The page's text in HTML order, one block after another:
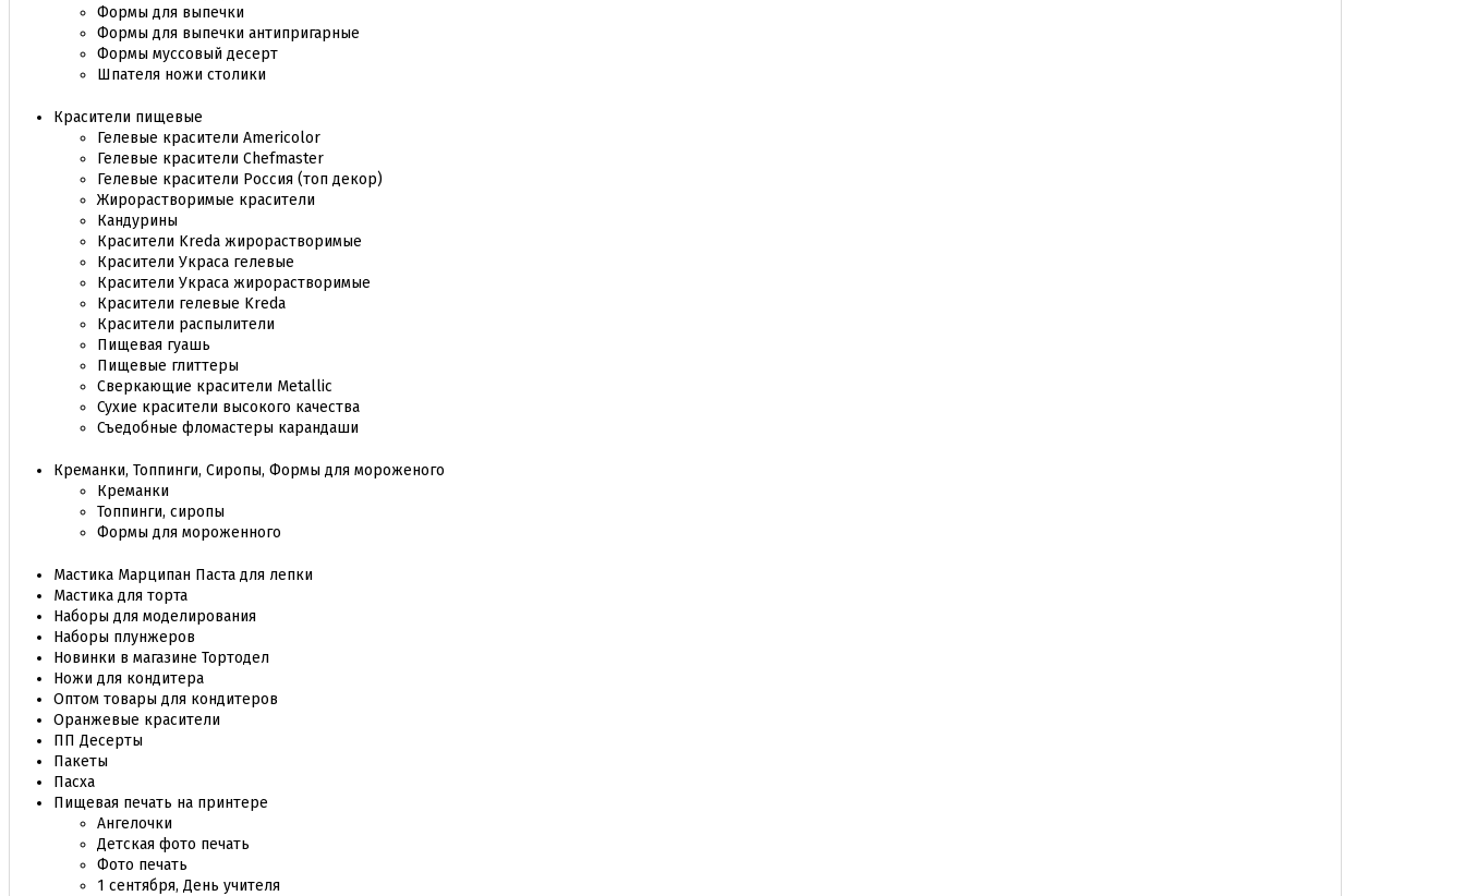
Формы для выпечки
Формы для выпечки антипригарные
Формы муссовый десерт
Шпателя ножи столики
Красители пищевые
Гелевые красители Americolor
Гелевые красители Chefmaster
Гелевые красители Россия (топ декор)
Жирорастворимые красители
Кандурины
Красители Kreda жирорастворимые
Красители Украса гелевые
Красители Украса жирорастворимые
Красители гелевые Kreda
Красители распылители
Пищевая гуашь
Пищевые глиттеры
Сверкающие красители Metallic
Сухие красители высокого качества
Съедобные фломастеры карандаши
Креманки, Топпинги, Сиропы, Формы для мороженого
Креманки
Топпинги, сиропы
Формы для мороженного
Мастика Марципан Паста для лепки
Мастика для торта
Наборы для моделирования
Наборы плунжеров
Новинки в магазине Тортодел
Ножи для кондитера
Оптом товары для кондитеров
Оранжевые красители
ПП Десерты
Пакеты
Пасха
Пищевая печать на принтере
Ангелочки
Детская фото печать
Фото печать
1 сентября, День учителя